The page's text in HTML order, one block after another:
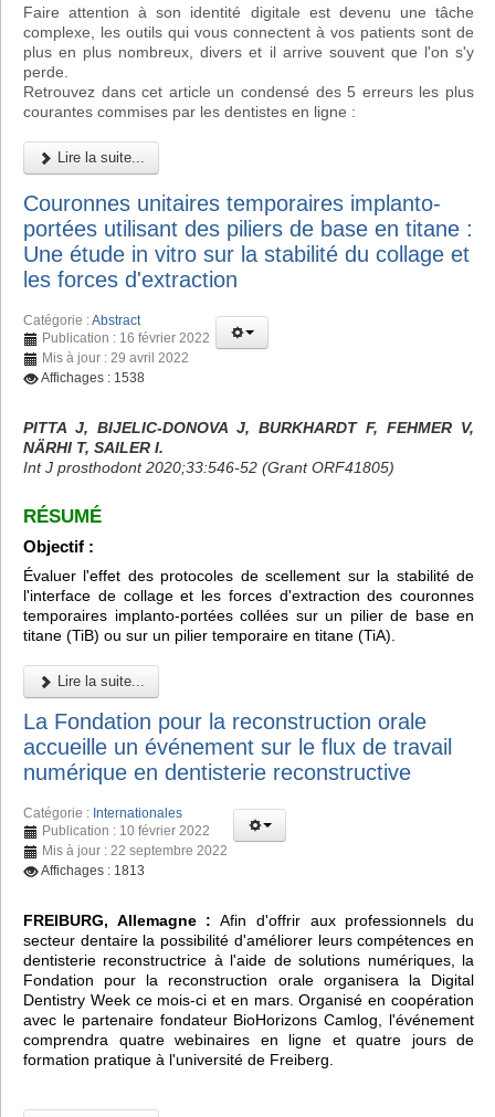
Faire attention à son identité digitale est devenu une tâche
complexe, les outils qui vous connectent à vos patients sont de
plus en plus nombreux, divers et il arrive souvent que l'on s'y
perde.
Retrouvez dans cet article un condensé des 5 erreurs les plus
courantes commises par les dentistes en ligne :
Lire la suite...
Couronnes unitaires temporaires implanto-
portées utilisant des piliers de base en titane :
Une étude in vitro sur la stabilité du collage et
les forces d'extraction
Catégorie :Abstract
Publication : 16 février 2022
Mis à jour : 29 avril 2022
Affichages : 1538
PITTA J, BIJELIC-DONOVA J, BURKHARDT F, FEHMER V,
NÄRHI T, SAILER I.
Int J prosthodont 2020;33:546-52 (Grant ORF41805)
RÉSUMÉ
Objectif :
Évaluer l'effet des protocoles de scellement sur la stabilité de
l'interface de collage et les forces d'extraction des couronnes
temporaires implanto-portées collées sur un pilier de base en
titane (TiB) ou sur un pilier temporaire en titane (TiA).
Lire la suite...
La Fondation pour la reconstruction orale
accueille un événement sur le flux de travail
numérique en dentisterie reconstructive
Catégorie : Internationales
Publication : 10 février 2022
Mis à jour : 22 septembre 2022
Affichages : 1813
FREIBURG, Allemagne : Afin d'offrir aux professionnels du
secteur dentaire la possibilité d'améliorer leurs compétences en
dentisterie reconstructrice à l'aide de solutions numériques, la
Fondation pour la reconstruction orale organisera la Digital
Dentistry Week ce mois-ci et en mars. Organisé en coopération
avec le partenaire fondateur BioHorizons Camlog, l'événement
comprendra quatre webinaires en ligne et quatre jours de
formation pratique à l'université de Freiberg.